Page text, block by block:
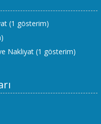
(1 gösterim)
Nakliyat (1 gösterim)